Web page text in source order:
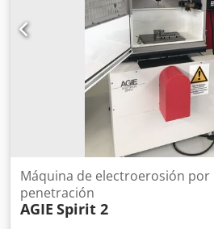
200/450 kg Mejor acabado
Ra Diámetros de hilo disponibles:
marco de sujeción universal AGIE
AGIE JOGGER Incluye consola con
será limpiada, revisada y probada
de la recepción del pedido.
puesta en marcha y la formación.
Máquina de electroerosión por
penetración
AGIE Spirit 2